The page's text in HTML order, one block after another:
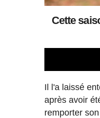
Cette
Il l'a laissé
après avoir
remporter